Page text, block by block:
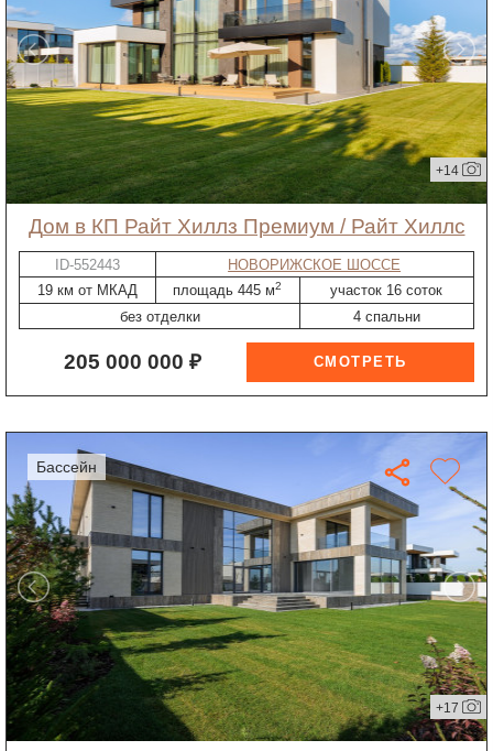
+14
дом в КП Райт Хиллз Премиум / Райт Хиллс
ID-552443
НОВОРИЖСКОЕ ШОССЕ
19 км от МКАД
площадь 445 м2
участок 16 соток
без отделки
4 спальни
205 000 000 ₽
бассейн
+17